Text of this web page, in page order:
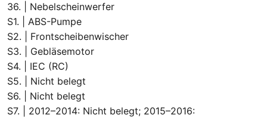
36. | Nebelscheinwerfer
S1. | ABS-Pumpe
S2. | Frontscheibenwischer
S3. | Gebläsemotor
S4. | IEC (RC)
S5. | Nicht belegt
S6. | Nicht belegt
S7. | 2012–2014: Nicht belegt; 2015–2016: